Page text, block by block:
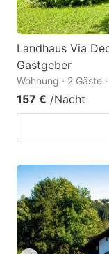
Landhaus Via
Gastgeber
Wohnung · 2 Gäste
157 € /Nacht